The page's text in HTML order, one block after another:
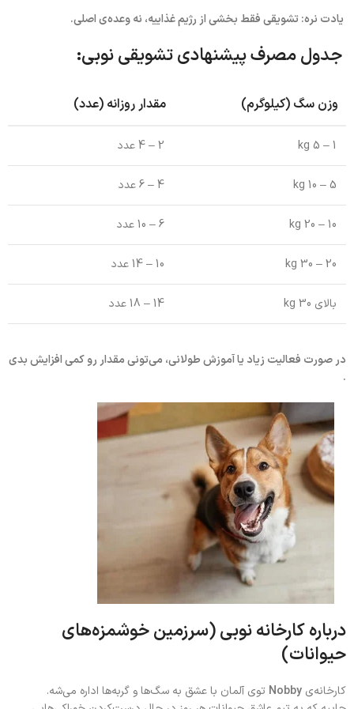
یادت نره: تشویقی فقط بخشی از رژیم غذاییه، نه وعده‌ی اصلی.
جدول مصرف پیشنهادی تشویقی نوبی:
وزن سگ (کیلوگرم) مقدار روزانه (عدد)
1 – 5 kg 2 – 4 عدد
5 – 10 kg 4 – 6 عدد
10 – 20 kg 6 – 10 عدد
20 – 30 kg 10 – 14 عدد
بالای 30 kg 14 – 18 عدد
در صورت فعالیت زیاد یا آموزش طولانی، می‌تونی مقدار رو کمی افزایش بدی
.
درباره کارخانه نوبی (سرزمین خوشمزه‌های
حیوانات)
کارخانه‌ی Nobby توی آلمان با عشق به سگ‌ها و گربه‌ها اداره می‌شه.